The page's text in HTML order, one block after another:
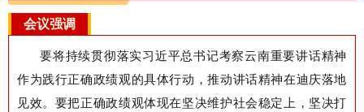
会议强调
要将持续贯彻落实习近平总书记考察云南重要讲话精神
作为践行正确政绩观的具体行动，推动讲话精神在迪庆落地
见效。要把正确政绩观体现在坚决维护社会稳定上 ， 坚决打